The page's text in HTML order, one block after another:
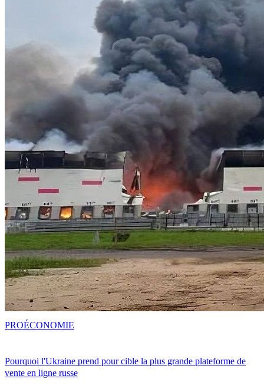
Pourquoi l'Ukraine prend pour cible la plus grande plateforme de
vente en ligne russe
PROÉCONOMIE